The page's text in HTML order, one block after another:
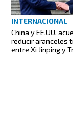
INTERNACIONAL
China y EE.UU.
reducir aranceles
entre Xi Jinping y